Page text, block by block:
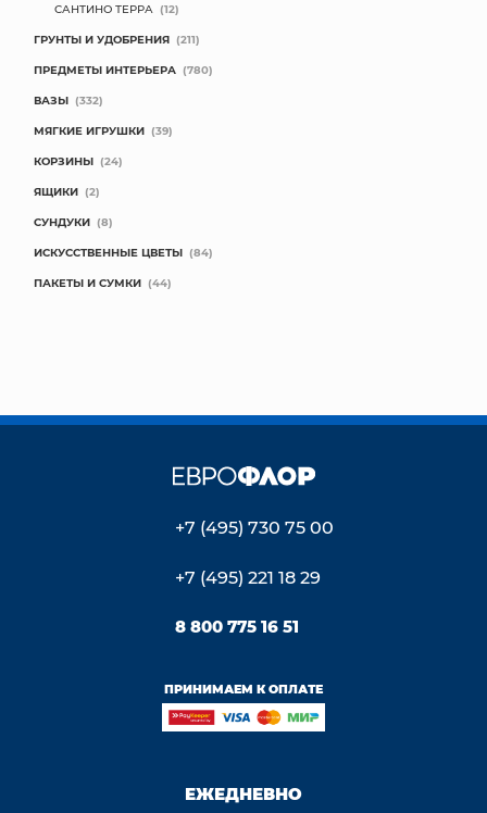
САНТИНО ТЕРРА (12)
ГРУНТЫ И УДОБРЕНИЯ (211)
ПРЕДМЕТЫ ИНТЕРЬЕРА (780)
ВАЗЫ (332)
МЯГКИЕ ИГРУШКИ (39)
КОРЗИНЫ (24)
ЯЩИКИ (2)
СУНДУКИ (8)
ИСКУССТВЕННЫЕ ЦВЕТЫ (84)
ПАКЕТЫ И СУМКИ (44)
+7 (495) 730 75 00
+7 (495) 221 18 29
8 800 775 16 51
ПРИНИМАЕМ К ОПЛАТЕ
ЕЖЕДНЕВНО